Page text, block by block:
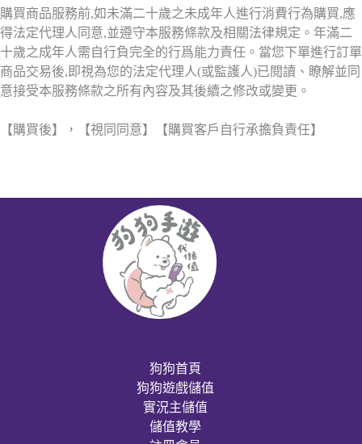
購買商品服務前,如未滿二十歲之未成年人進行消費行為購買,應
得法定代理人同意,並遵守本服務條款及相關法律規定。年滿二
十歲之成年人需自行負完全的行爲能力責任。當您下單進行訂單
商品交易後,即視為您的法定代理人(或監護人)已閱讀、瞭解並同
意接受本服務條款之所有內容及其後續之修改或變更。
【購買後】，【視同同意】【購買客戶自行承擔負責任】
狗狗首頁
狗狗遊戲儲值
實況主儲值
儲值教學